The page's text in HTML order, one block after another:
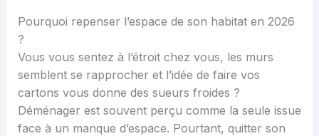
Pourquoi repenser l’espace de son habitat en 2026
?
Vous vous sentez à l’étroit chez vous, les murs
semblent se rapprocher et l’idée de faire vos
cartons vous donne des sueurs froides ?
Déménager est souvent perçu comme la seule issue
face à un manque d’espace. Pourtant, quitter son